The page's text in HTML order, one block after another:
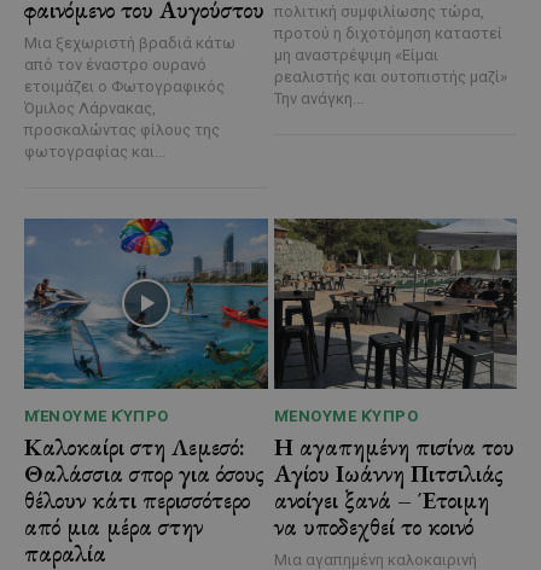
φαινόμενο του Αυγούστου
Μια ξεχωριστή βραδιά κάτω
από τον έναστρο ουρανό
ετοιμάζει ο Φωτογραφικός
Όμιλος Λάρνακας,
προσκαλώντας φίλους της
φωτογραφίας και...
πολιτική συμφιλίωσης τώρα,
προτού η διχοτόμηση καταστεί
μη αναστρέψιμη «Είμαι
ρεαλιστής και ουτοπιστής μαζί»
Την ανάγκη...
ΜΈΝΟΥΜΕ ΚΎΠΡΟ
Καλοκαίρι στη Λεμεσό:
Θαλάσσια σπορ για όσους
θέλουν κάτι περισσότερο
από μια μέρα στην
παραλία
ΜΈΝΟΥΜΕ ΚΎΠΡΟ
Η αγαπημένη πισίνα του
Αγίου Ιωάννη Πιτσιλιάς
ανοίγει ξανά – Έτοιμη
να υποδεχθεί το κοινό
Μια αγαπημένη καλοκαιρινή